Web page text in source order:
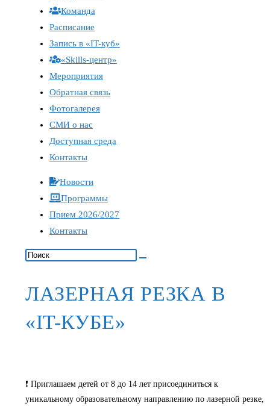
Команда
Расписание
Запись в «IT-куб»
«Skills-центр»
Мероприятия
Обратная связь
Фотогалерея
СМИ о нас
Доступная среда
Контакты
Новости
Программы
Прием 2026/2027
Контакты
ЛАЗЕРНАЯ РЕЗКА В
«IT-КУБЕ»
❗ Приглашаем детей от 8 до 14 лет присоединиться к
уникальному образовательному направлению по лазерной резке,